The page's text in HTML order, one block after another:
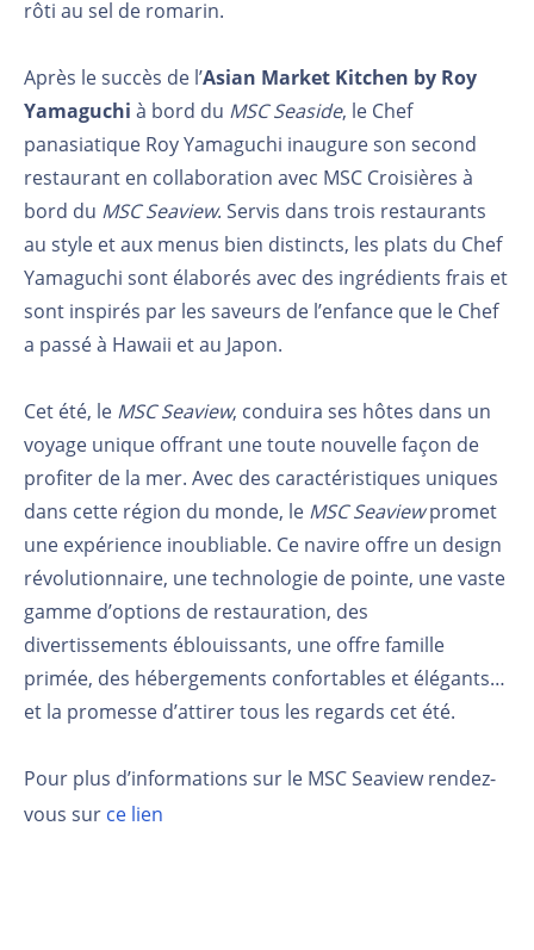
rôti au sel de romarin.
Après le succès de l’Asian Market Kitchen by Roy
Yamaguchi à bord du MSC Seaside, le Chef
panasiatique Roy Yamaguchi inaugure son second
restaurant en collaboration avec MSC Croisières à
bord du MSC Seaview. Servis dans trois restaurants
au style et aux menus bien distincts, les plats du Chef
Yamaguchi sont élaborés avec des ingrédients frais et
sont inspirés par les saveurs de l’enfance que le Chef
a passé à Hawaii et au Japon.
Cet été, le MSC Seaview, conduira ses hôtes dans un
voyage unique offrant une toute nouvelle façon de
profiter de la mer. Avec des caractéristiques uniques
dans cette région du monde, le MSC Seaviewpromet
une expérience inoubliable. Ce navire offre un design
révolutionnaire, une technologie de pointe, une vaste
gamme d’options de restauration, des
divertissements éblouissants, une offre famille
primée, des hébergements confortables et élégants…
et la promesse d’attirer tous les regards cet été.
Pour plus d’informations sur le MSC Seaview rendez-
vous sur ce lien